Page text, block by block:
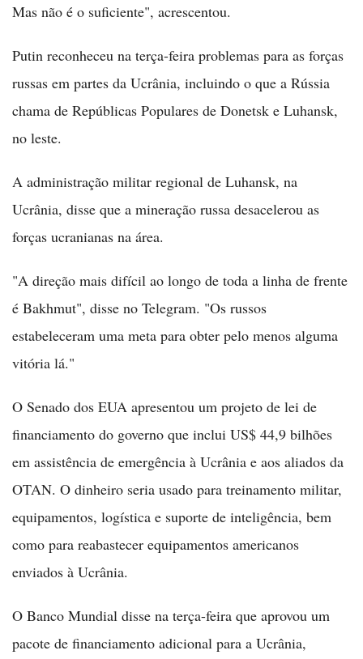
Mas não é o suficiente", acrescentou.
Putin reconheceu na terça-feira problemas para as forças
russas em partes da Ucrânia, incluindo o que a Rússia
chama de Repúblicas Populares de Donetsk e Luhansk,
no leste.
A administração militar regional de Luhansk, na
Ucrânia, disse que a mineração russa desacelerou as
forças ucranianas na área.
"A direção mais difícil ao longo de toda a linha de frente
é Bakhmut", disse no Telegram. "Os russos
estabeleceram uma meta para obter pelo menos alguma
vitória lá."
O Senado dos EUA apresentou um projeto de lei de
financiamento do governo que inclui US$ 44,9 bilhões
em assistência de emergência à Ucrânia e aos aliados da
OTAN. O dinheiro seria usado para treinamento militar,
equipamentos, logística e suporte de inteligência, bem
como para reabastecer equipamentos americanos
enviados à Ucrânia.
O Banco Mundial disse na terça-feira que aprovou um
pacote de financiamento adicional para a Ucrânia,